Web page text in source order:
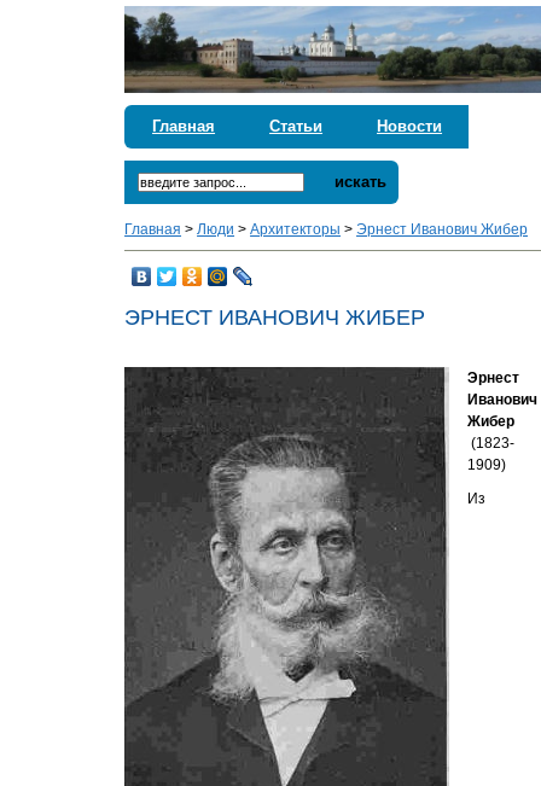
Главная Статьи Новости
искать
Главная >Люди >Архитекторы >Эрнест Иванович Жибер
ЭРНЕСТ ИВАНОВИЧ ЖИБЕР
Эрнест
Иванович
Жибер
(1823-
1909)
Из